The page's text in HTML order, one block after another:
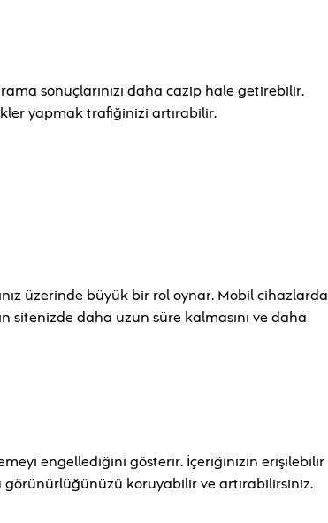
sonuçlarınızı daha cazip hale getirebilir.
yapmak trafiğinizi artırabilir.
üzerinde büyük bir rol oynar. Mobil cihazlarda
sitenizde daha uzun süre kalmasını ve daha
engellediğini gösterir. İçeriğinizin erişilebilir
görünürlüğünüzü koruyabilir ve artırabilirsiniz.